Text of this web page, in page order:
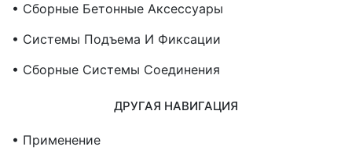
• Сборные Бетонные Аксессуары
• Системы Подъема И Фиксации
• Сборные Системы Соединения
ДРУГАЯ НАВИГАЦИЯ
• Применение